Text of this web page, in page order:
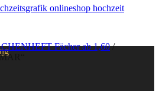
Fächer ab 1,60/